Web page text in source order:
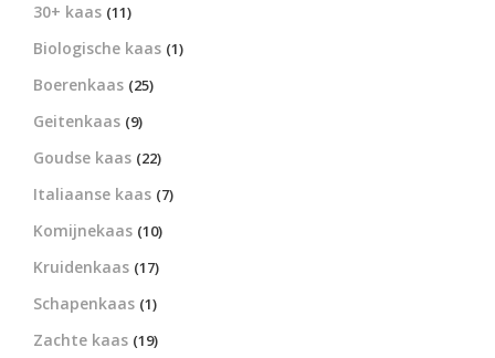
30+ kaas (11)
Biologische kaas (1)
Boerenkaas (25)
Geitenkaas (9)
Goudse kaas (22)
Italiaanse kaas (7)
Komijnekaas (10)
Kruidenkaas (17)
Schapenkaas (1)
Zachte kaas (19)